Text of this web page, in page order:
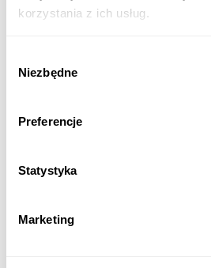
korzystania z ich usług.
zgody
Niezbędne
Preferencje
Statystyka
Marketing
4x4
Automatic